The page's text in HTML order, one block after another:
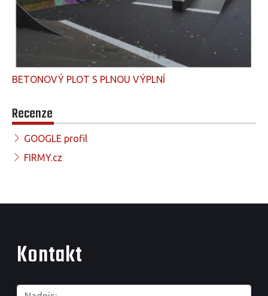
BETONOVÝ PLOT S PLNOU VÝPLNÍ
Recenze
GOOGLE profil
FIRMY.cz
Kontakt